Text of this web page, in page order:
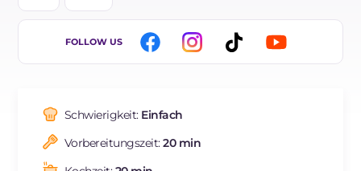
IT
FR
BR
FOLLOW US
Schwierigkeit: Einfach
Vorbereitungszeit:20 min